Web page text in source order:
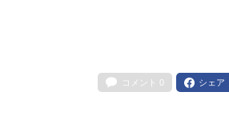
コメント 0 シェア